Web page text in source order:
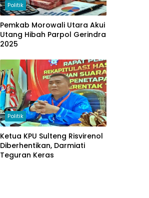
Politik
Pemkab Morowali Utara Akui
Utang Hibah Parpol Gerindra
2025
Politik
Ketua KPU Sulteng Risvirenol
Diberhentikan, Darmiati
Teguran Keras